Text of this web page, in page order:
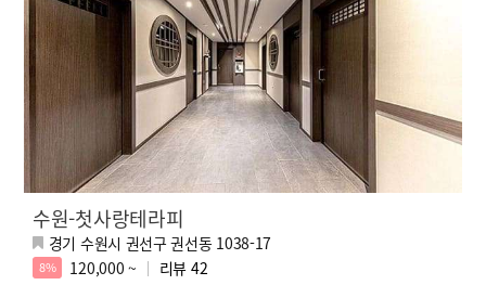
수원-첫사랑테라피
경기 수원시 권선구 권선동 1038-17
8% 120,000 ~ 리뷰 42